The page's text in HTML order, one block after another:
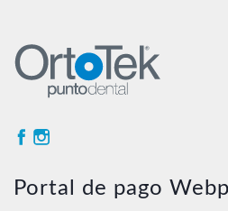
Portal de pago